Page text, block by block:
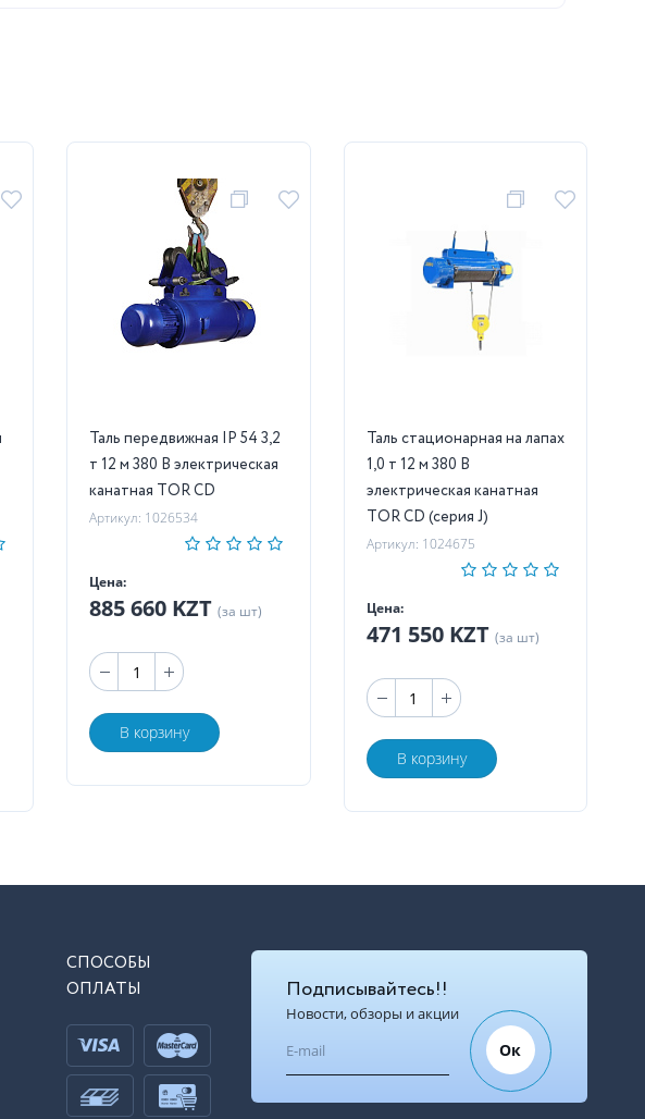
Таль передвижная IP 54 3,2
т 12 м 380 В электрическая
канатная TOR CD
Артикул: 1026534
Цена:
885 660 KZT (за шт)
В корзину
Таль стационарная на лапах
1,0 т 12 м 380 В
электрическая канатная
TOR CD (серия J)
Артикул: 1024675
Цена:
471 550 KZT (за шт)
В корзину
СПОСОБЫ
ОПЛАТЫ
Подписывайтесь!!
Новости, обзоры и акции
Ок